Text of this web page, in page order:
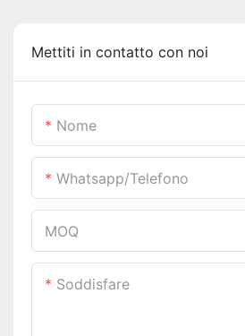
Mettiti in contatto con noi
Nome
Whatsapp/telefono
MOQ
Soddisfare